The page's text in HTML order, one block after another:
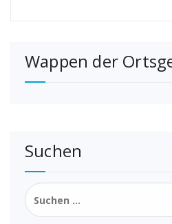
Wappen der
Suchen
Suchen
nach: